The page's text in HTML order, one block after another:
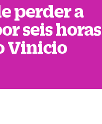
perder a
seis
Vinicio